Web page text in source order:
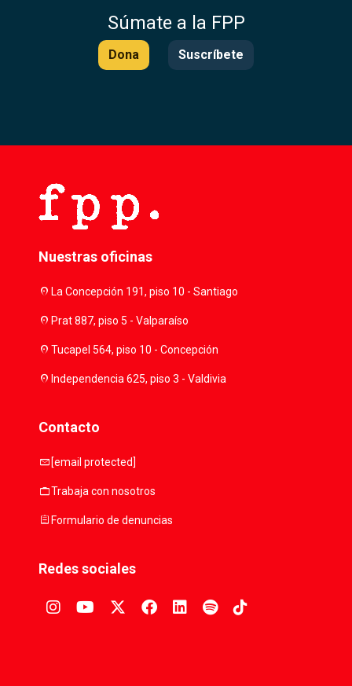
Súmate a la FPP
Dona Suscríbete
Nuestras oficinas
location_onLa Concepción 191, piso 10 - Santiago
location_onPrat 887, piso 5 - Valparaíso
location_onTucapel 564, piso 10 - Concepción
location_onIndependencia 625, piso 3 - Valdivia
Contacto
mail [email protected]
workTrabaja con nosotros
assignmentFormulario de denuncias
Redes sociales